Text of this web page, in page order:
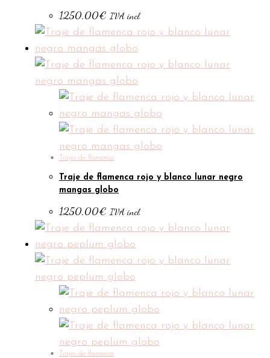
1250,00€ IVA incl.
Trajes de flamenca
Traje de flamenca rojo y blanco lunar negro
mangas globo
1250,00€ IVA incl.
Trajes de flamenca